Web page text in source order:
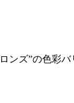
ンズ”の色彩